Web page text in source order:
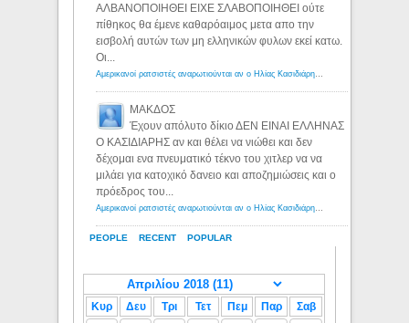
PEOPLE RECENT POPULAR
ΑΛΒΑΝΟΠΟΙΗΘΕΙ ΕΙΧΕ ΣΛΑΒΟΠΟΙΗΘΕΙ ούτε
πίθηκος θα έμενε καθαρόαιμος μετα απο την
εισβολή αυτών των μη ελληνικών φυλων εκεί κατω.
Οι...
Αμερικανοί ρατσιστές αναρωτιούνται αν ο Ηλίας Κασιδιάρης ανήκει στη λευκή φυλή... - Λόγιος Ερμής
ΜΑΚΔΟΣ
Έχουν απόλυτο δίκιο ΔΕΝ ΕΙΝΑΙ ΕΛΛΗΝΑΣ
Ο ΚΑΣΙΔΙΑΡΗΣ αν και θέλει να νιώθει και δεν
δέχομαι ενα πνευματικό τέκνο του χιτλερ να να
μιλάει για κατοχικό δανειο και αποζημιώσεις και ο
πρόεδρος του...
Αμερικανοί ρατσιστές αναρωτιούνται αν ο Ηλίας Κασιδιάρης ανήκει στη λευκή φυλή... - Λόγιος Ερμής
Κυρ Δευ Τρι Τετ Πεμ Παρ Σαβ